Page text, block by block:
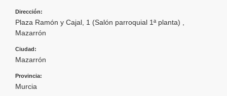
Dirección:
Plaza Ramón y Cajal, 1 (Salón parroquial 1ª planta) ,
Mazarrón
Ciudad:
Mazarrón
Provincia:
Murcia